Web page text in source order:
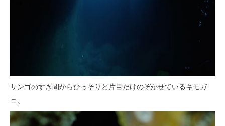
サンゴのすき間からひっそりと片目だけのぞかせているキモガ
ニ。